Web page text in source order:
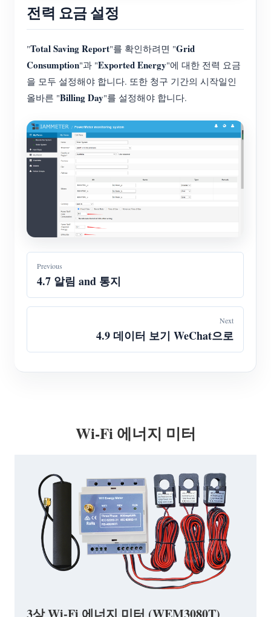
전력 요금 설정
"Total Saving Report"를 확인하려면 "Grid
Consumption"과 "Exported Energy"에 대한 전력 요금
을 모두 설정해야 합니다. 또한 청구 기간의 시작일인
올바른 "Billing Day"를 설정해야 합니다.
Previous
4.7 알림 and 통지
Next
4.9 데이터 보기 WeChat으로
Wi-Fi 에너지 미터